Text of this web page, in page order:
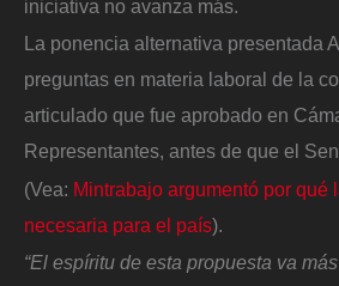
iniciativa no avanza más.
La ponencia alternativa presentada
preguntas en materia laboral de la
articulado que fue aprobado en
Representantes, antes de que el
(Vea: Mintrabajo argumentó por qué
necesaria para el país).
“El espíritu de esta propuesta va